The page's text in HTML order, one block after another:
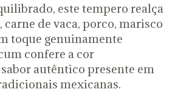
este tempero realça
carne de vaca, porco, marisco
toque genuinamente
confere a cor
autêntico presente em
mexicanas.